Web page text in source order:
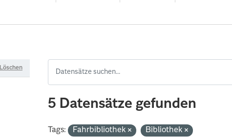
Löschen
5 Datensätze gefunden
Tags: Fahrbibliothek Bibliothek